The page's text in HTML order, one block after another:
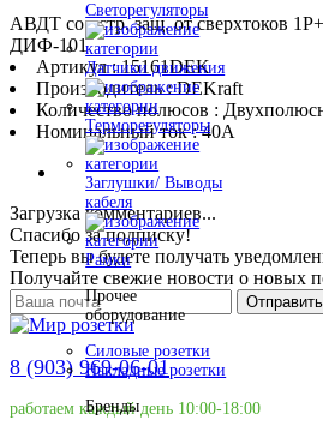
Светорегуляторы
Датчики движения
Терморегуляторы
Заглушки/ Выводы
кабеля
Рамки
Прочее
оборудование
Силовые розетки
Накладные розетки
Бренды
АВДТ со встр. защ. от сверхтоков
ДИФ-101
Артикул : 15161DEK
Производитель : DEKraft
Количество полюсов :
Номинальный ток : 40A
Загрузка комментариев...
Спасибо за подписку!
Теперь вы будете получать
Получайте свежие новости о новых
Отправить
8 (903) 969-06-01
работаем каждый день 10:00-18:00